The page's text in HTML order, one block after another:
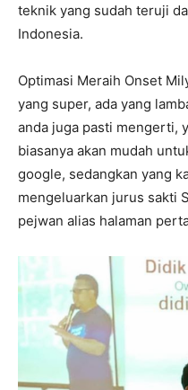
teknik yang sudah teruji
Indonesia.
Optimasi Meraih Onset
yang super, ada yang
anda juga pasti mengerti,
biasanya akan mudah
google, sedangkan yang
mengeluarkan jurus sakti
pejwan alias halaman